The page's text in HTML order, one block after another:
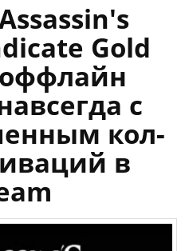
Gold
с
кол-
в